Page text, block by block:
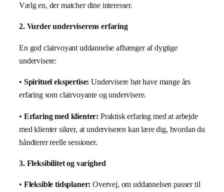
Vælg en, der matcher dine interesser.
2. Vurder underviserens erfaring
En god clairvoyant uddannelse afhænger af dygtige
undervisere:
• Spirituel ekspertise: Undervisere bør have mange års
erfaring som clairvoyante og undervisere.
• Erfaring med klienter: Praktisk erfaring med at arbejde
med klienter sikrer, at underviseren kan lære dig, hvordan du
håndterer reelle sessioner.
3. Fleksibilitet og varighed
• Fleksible tidsplaner: Overvej, om uddannelsen passer til